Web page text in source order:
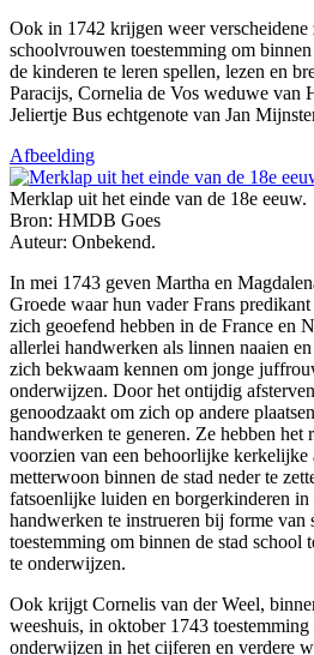
Ook in 1742 krijgen weer verscheidene
schoolvrouwen toestemming om
de kinderen te leren spellen, lezen en
Paracijs, Cornelia de Vos weduwe van
Jeliertje Bus echtgenote van Jan
Afbeelding
Merklap uit het einde van de 18e eeuw.
Bron: HMDB Goes
Auteur: Onbekend.
In mei 1743 geven Martha en
Groede waar hun vader Frans
zich geoefend hebben in de France en
allerlei handwerken als linnen naaien
zich bekwaam kennen om jonge
onderwijzen. Door het ontijdig
genoodzaakt om zich op andere
handwerken te generen. Ze hebben het
voorzien van een behoorlijke kerkelijke
metterwoon binnen de stad neder te
fatsoenlijke luiden en borgerkinderen in
handwerken te instrueren bij forme van
toestemming om binnen de stad school
te onderwijzen.
Ook krijgt Cornelis van der Weel,
weeshuis, in oktober 1743
onderwijzen in het cijferen en verdere